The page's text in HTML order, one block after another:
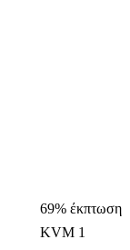
69% έκπτωση
KVM 1